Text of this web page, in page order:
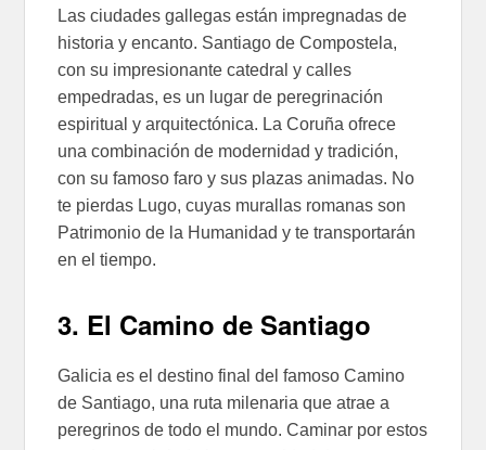
Las ciudades gallegas están impregnadas de
historia y encanto. Santiago de Compostela,
con su impresionante catedral y calles
empedradas, es un lugar de peregrinación
espiritual y arquitectónica. La Coruña ofrece
una combinación de modernidad y tradición,
con su famoso faro y sus plazas animadas. No
te pierdas Lugo, cuyas murallas romanas son
Patrimonio de la Humanidad y te transportarán
en el tiempo.
3. El Camino de Santiago
Galicia es el destino final del famoso Camino
de Santiago, una ruta milenaria que atrae a
peregrinos de todo el mundo. Caminar por estos